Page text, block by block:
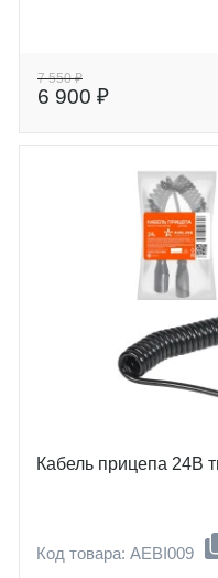
7 550 ₽
6 900 ₽
Кабель прицепа 24В
Код товара: AEBI009